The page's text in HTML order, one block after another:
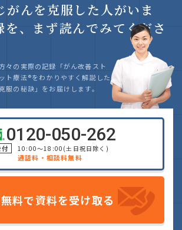
がんを克服した人がいま
を、まず読んでみてくださ
々の実際の記録「がん改善スト
ト療法®をわかりやすく解説した
服の秘訣」をお届けします。
0120-050-262
付 10:00～18:00(土日祝日除く)
通話料・相談料無料
無料で資料を受け取る